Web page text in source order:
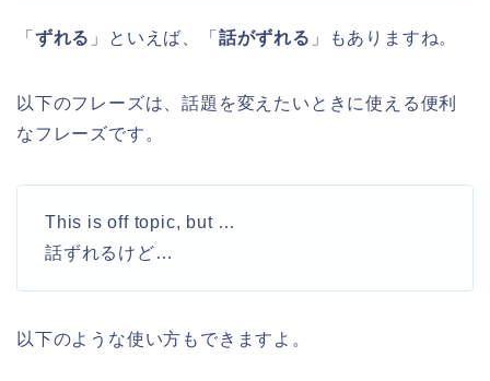
「 ずれる 」といえば、「 話がずれる 」もありますね。
以下のフレーズは、話題を変えたいときに使える便利
なフレーズです。
This is off topic, but …
話ずれるけど…
以下のような使い方もできますよ。